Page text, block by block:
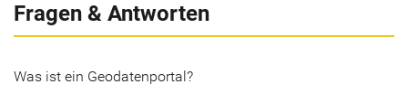
Fragen & Antworten
Was ist ein Geodatenportal?